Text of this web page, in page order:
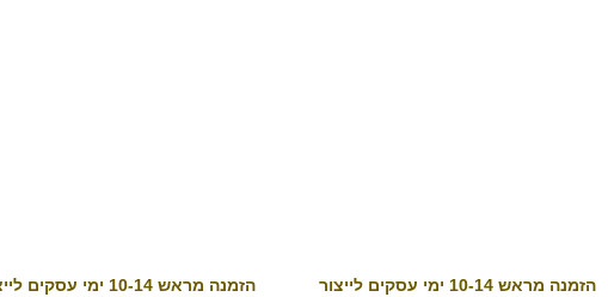
הזמנה מראש 10-14 ימי עסקים לייצור הזמנה מראש 10-14 ימי עסקים לייצור